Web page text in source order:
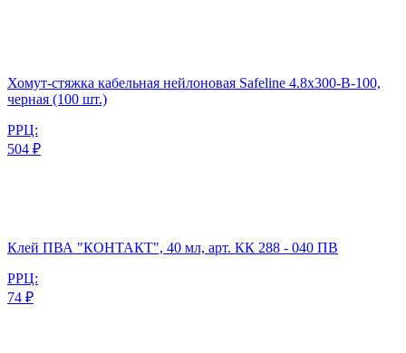
Хомут-стяжка кабельная нейлоновая Safeline 4.8x300-В-100,
черная (100 шт.)
РРЦ:
504 ₽
Клей ПВА "КОНТАКТ", 40 мл, арт. КК 288 - 040 ПВ
РРЦ:
74 ₽